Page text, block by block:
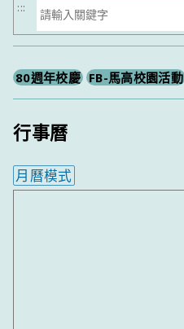
搜
尋
:::
80週年校慶 FB-馬高校園活動
行事曆
月曆模式